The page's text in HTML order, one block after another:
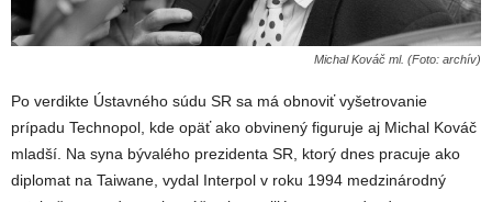
Michal Kováč ml. (Foto: archív)
Po verdikte Ústavného súdu SR sa má obnoviť vyšetrovanie
prípadu Technopol, kde opäť ako obvinený figuruje aj Michal Kováč
mladší. Na syna bývalého prezidenta SR, ktorý dnes pracuje ako
diplomat na Taiwane, vydal Interpol v roku 1994 medzinárodný